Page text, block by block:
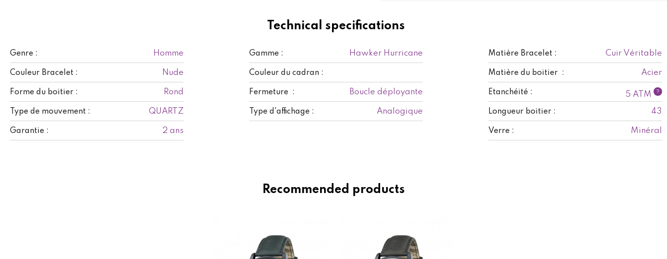
Technical specifications
Genre : Homme Gamme : Hawker Hurricane Matière Bracelet : Cuir Véritable
Couleur Bracelet : Nude Couleur du cadran : Matière du boitier : Acier
Forme du boitier : Rond Fermeture : Boucle déployante Etanchéité : 5 ATM ?
Type de mouvement : QUARTZ Type d'affichage : Analogique Longueur boitier : 43
Garantie : 2 ans Verre : Minéral
Recommended products